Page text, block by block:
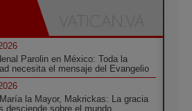
Parolin en México: Toda la
necesita el mensaje del Evangelio
la Mayor, Makrickas: La gracia
desciende sobre el mundo